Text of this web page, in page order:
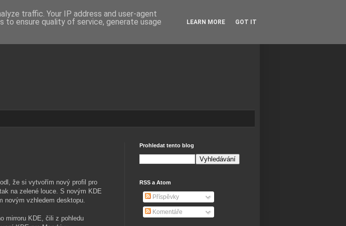
že si vytvořím nový profil pro
na zelené louce. S novým KDE
novým vzhledem desktopu.
mirroru KDE, čili z pohledu
Prohledat tento blog
RSS a Atom
Příspěvky
Komentáře
traffic. Your IP address and user-agent
to ensure quality of service, generate usage
LEARN MORE GOT IT